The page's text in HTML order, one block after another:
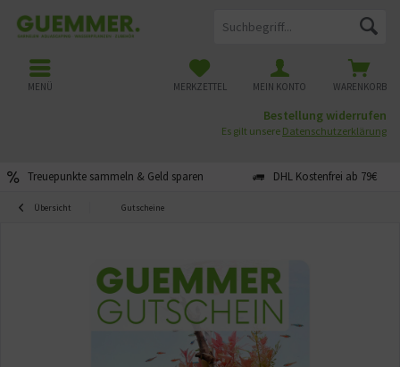
Treuepunkte sammeln & Geld sparen DHL Kostenfrei ab 79€
WARENKORB
MERKZETTEL MEIN KONTO
MENÜ
Bestellung widerrufen
Es gilt unsere Datenschutzerklärung
Übersicht Gutscheine